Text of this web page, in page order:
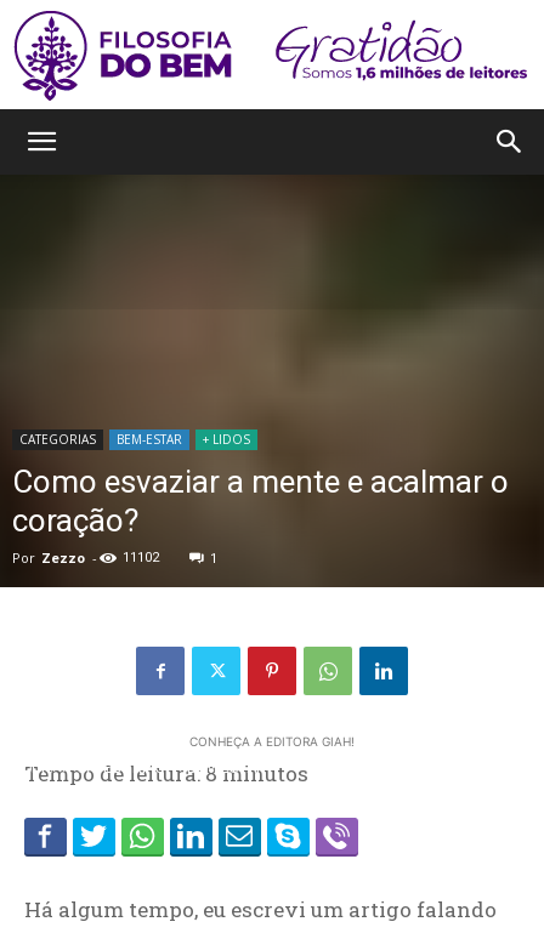
Home CATEGORIAS BEM-ESTAR
CATEGORIAS BEM-ESTAR + LIDOS
Como esvaziar a mente e acalmar o
coração?
Por Zezzo - 11102 1
CONHEÇA A EDITORA GIAH!
Tempo de leitura: 8 minutos
Há algum tempo, eu escrevi um artigo falando